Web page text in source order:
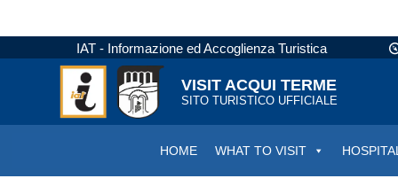
IAT - Informazione ed Accoglienza Turistica
VISIT ACQUI TERME
SITO TURISTICO UFFICIALE
HOME WHAT TO VISIT